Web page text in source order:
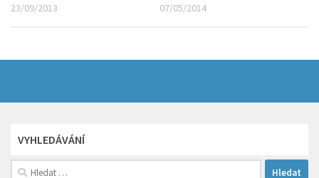
23/09/2013 07/05/2014
VYHLEDÁVÁNÍ
Vyhledávání